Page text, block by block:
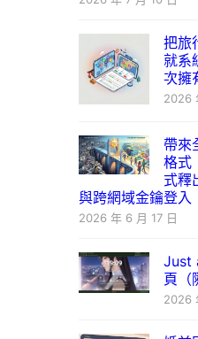
把旅
就系
次擁
2026
帶來
格式
式釋
與跨網域金鑰登入
2026 年 6 月 17 日
Just
頁（
2026